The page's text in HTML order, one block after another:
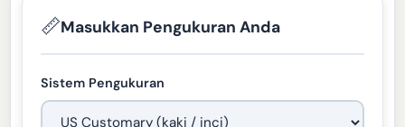
📏Masukkan Pengukuran Anda
Sistem Pengukuran